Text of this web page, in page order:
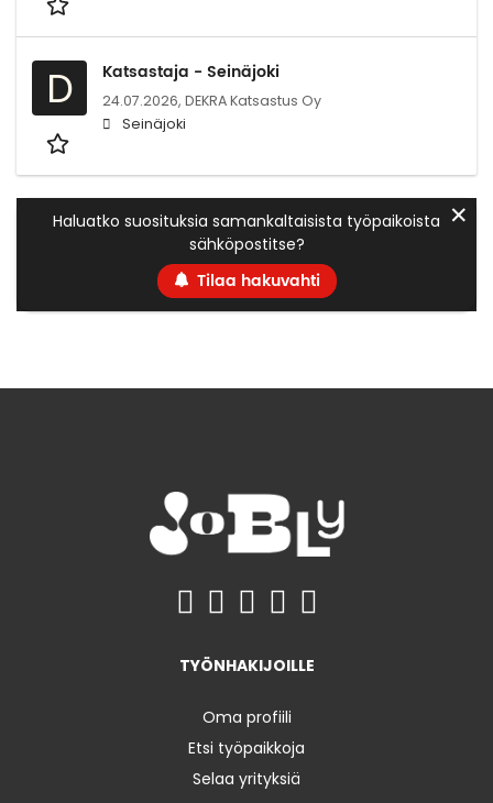
D Katsastaja - Seinäjoki
24.07.2026, DEKRA Katsastus Oy
Seinäjoki
Haluatko suosituksia samankaltaisista työpaikoista
sähköpostitse?
Tilaa hakuvahti
✕
TYÖNHAKIJOILLE
Oma profiili
Etsi työpaikkoja
Selaa yrityksiä